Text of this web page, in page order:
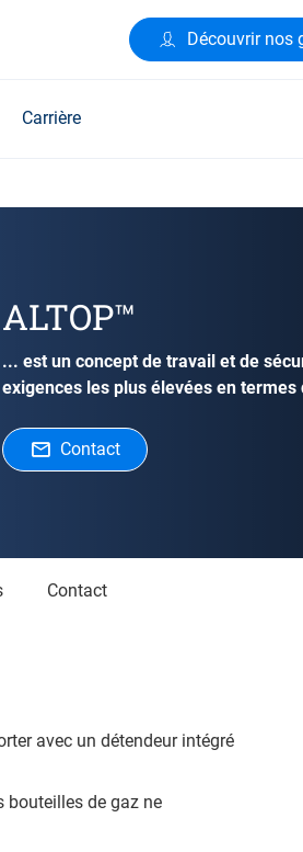
Découvrir nos
Carrière
ALTOP™
... est un concept de travail et de
exigences les plus élevées en
Contact
Contact
avec un détendeur intégré
bouteilles de gaz ne